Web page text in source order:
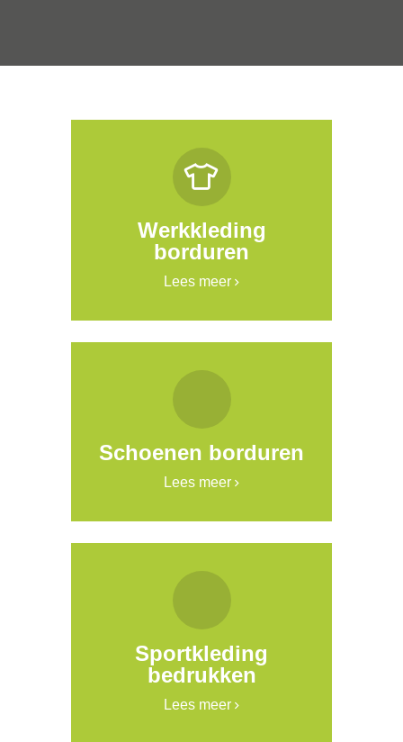
Werkkleding
borduren
Lees meer
Schoenen borduren
Lees meer
Sportkleding
bedrukken
Lees meer